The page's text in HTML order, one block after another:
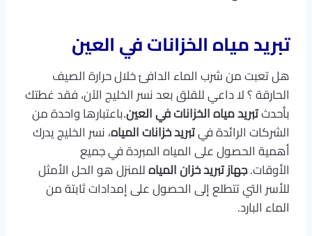
تبريد مياه الخزانات في العين
هل تعبت من شرب الماء الدافئ خلال حرارة الصيف
الحارقة ؟ لا داعي للقلق بعد نسر الخليج الآن، فقد غطتك
بأحدثتبريد مياه الخزانات في العين.باعتبارها واحدة من
الشركات الرائدة فيتبريد خزانات المياه، نسر الخليج يدرك
أهمية الحصول على المياه المبردة في جميع
الأوقات.جهاز تبريد خزان المياهللمنزل هو الحل الأمثل
للأسر التي تتطلع إلى الحصول على إمدادات ثابتة من
الماء البارد.